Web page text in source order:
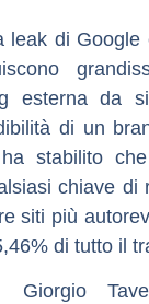
leak di Google
esterna da
di un
ha stabilito
chiave di
siti più
di tutto il
Giorgio